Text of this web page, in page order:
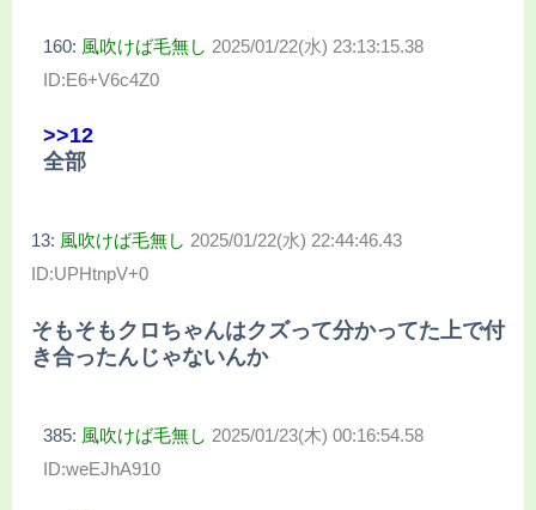
160: 風吹けば毛無し 2025/01/22(水) 23:13:15.38
ID:E6+V6c4Z0
>>12
全部
13: 風吹けば毛無し 2025/01/22(水) 22:44:46.43
ID:UPHtnpV+0
そもそもクロちゃんはクズって分かってた上で付
き合ったんじゃないんか
385: 風吹けば毛無し 2025/01/23(木) 00:16:54.58
ID:weEJhA910